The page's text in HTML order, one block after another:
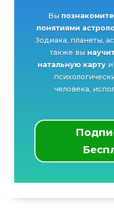
Вы
понятиями
Зодиака, планеты,
также вы
натальную карту
человека,